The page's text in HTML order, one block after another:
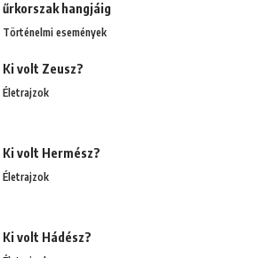
űrkorszak hangjáig
Történelmi események
Ki volt Zeusz?
Életrajzok
Ki volt Hermész?
Életrajzok
Ki volt Hádész?